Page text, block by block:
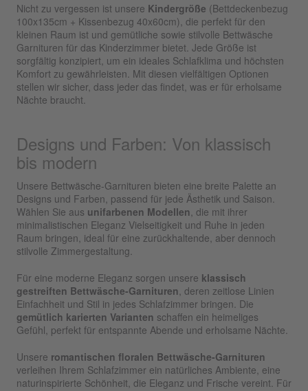
Nicht zu vergessen ist unsere Kindergröße (Bettdeckenbezug
100x135cm + Kissenbezug 40x60cm), die perfekt für den
kleinen Raum ist und gemütliche sowie stilvolle Bettwäsche
Garnituren für das Kinderzimmer bietet. Jede Größe ist
sorgfältig konzipiert, um ein ideales Schlafklima und höchsten
Komfort zu gewährleisten. Mit diesen vielfältigen Optionen
stellen wir sicher, dass jeder das findet, was er für erholsame
Nächte braucht.
Designs und Farben: Von klassisch
bis modern
Unsere Bettwäsche-Garnituren bieten eine breite Palette an
Designs und Farben, passend für jede Ästhetik und Saison.
Wählen Sie aus unifarbenen Modellen , die mit ihrer
minimalistischen Eleganz Vielseitigkeit und Ruhe in jeden
Raum bringen, ideal für eine zurückhaltende, aber dennoch
stilvolle Zimmergestaltung.
Für eine moderne Eleganz sorgen unsere klassisch
gestreiften Bettwäsche-Garnituren , deren zeitlose Linien
Einfachheit und Stil in jedes Schlafzimmer bringen. Die
gemütlich karierten Varianten schaffen ein heimeliges
Gefühl, perfekt für entspannte Abende und erholsame Nächte.
Unsere romantischen floralen Bettwäsche-Garnituren
verleihen Ihrem Schlafzimmer ein natürliches Ambiente, eine
naturinspirierte Schönheit, die Eleganz und Frische vereint. Für